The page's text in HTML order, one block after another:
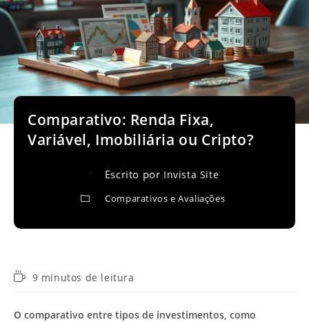
Comparativo: Renda Fixa,
Variável, Imobiliária ou Cripto?
Escrito por Invista Site
Comparativos e Avaliações
Tempo9 minutos de leitura
O comparativo entre tipos de investimentos, como